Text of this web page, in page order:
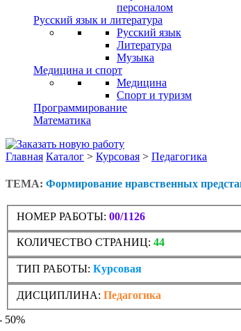
персоналом
Русский язык и литература
Русский язык
Литература
Музыка
Медицина и спорт
Медицина
Спорт и туризм
Программирование
Математика
Главная Каталог > Курсовая > Педагогика
ТЕМА: Формирование нравственных
НОМЕР РАБОТЫ: 00/1126
КОЛИЧЕСТВО СТРАНИЦ: 44
ТИП РАБОТЫ: Курсовая
ДИСЦИПЛИНА: Педагогика
50%